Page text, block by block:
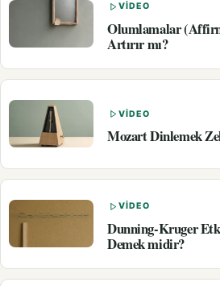
VIDEO
Olumlamalar
Artırır mı?
VIDEO
Mozart Dinlemek
VIDEO
Dunning-Kruger
Demek midir?